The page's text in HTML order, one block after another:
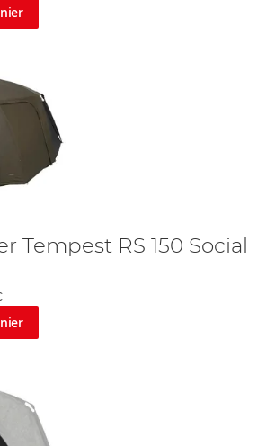
Tempest RS 150 Social